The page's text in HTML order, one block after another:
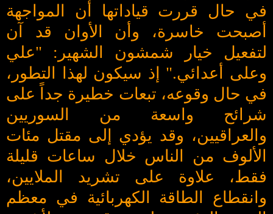
في حال قررت قياداتها أن المواجهة
أصبحت خاسرة، وأن الأوان قد آن
لتفعيل خيار شمشون الشهير: "علي
وعلى أعدائي." إذ سيكون لهذا التطور،
في حال وقوعه، تبعات خطيرة جداً على
شرائح واسعة من السوريين
والعراقيين، وقد يؤدي إلى مقتل مئات
الألوف من الناس خلال ساعات قليلة
فقط، علاوة على تشريد الملايين،
وانقطاع الطاقة الكهربائية في معظم